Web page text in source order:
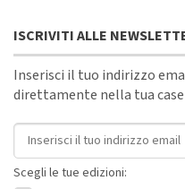
ISCRIVITI ALLE
Inserisci il tuo indirizzo
direttamente nella tua
Indirizzo email
Scegli le tue edizioni: